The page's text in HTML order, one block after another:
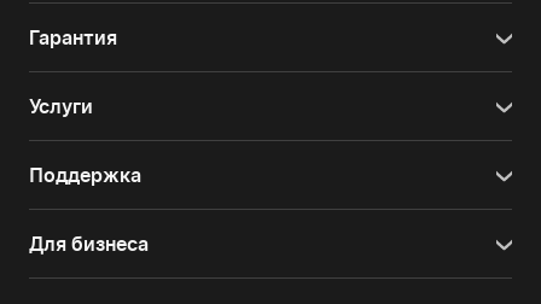
Гарантия
Услуги
Поддержка
Для бизнеса